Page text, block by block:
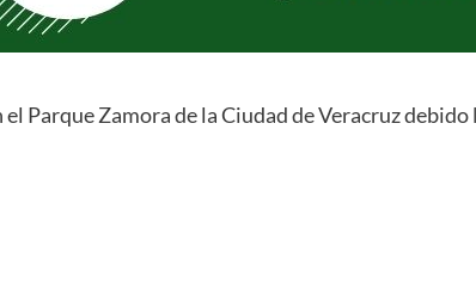
Parque Zamora de la Ciudad de Veracruz